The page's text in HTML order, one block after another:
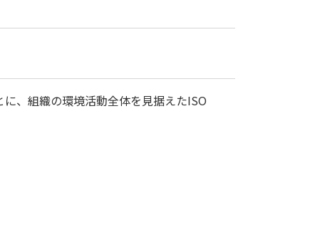
、組織の環境活動全体を見据えたISO